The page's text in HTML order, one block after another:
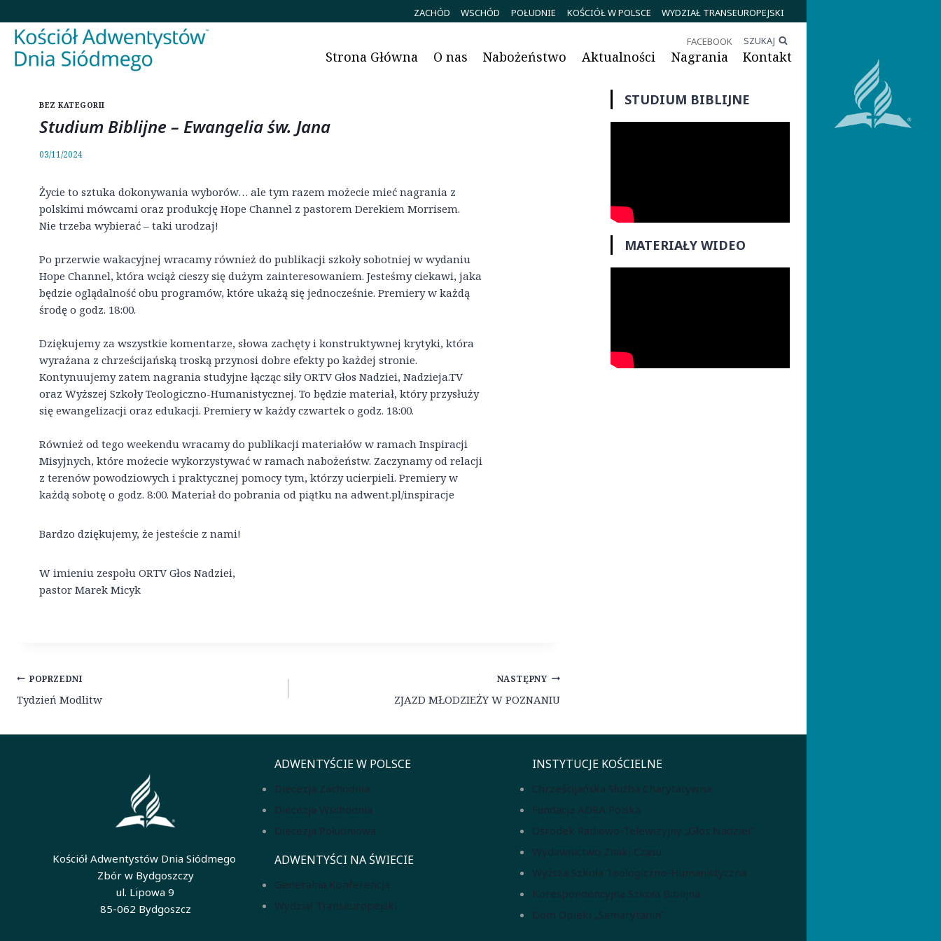
do
treści
ZACHÓD WSCHÓD POŁUDNIE KOŚCIÓŁ W POLSCE WYDZIAŁ TRANSEUROPEJSKI
FACEBOOK SZUKAJ
Strona Główna O nas Nabożeństwo Aktualności Nagrania Kontakt
BEZ KATEGORII
Studium Biblijne – Ewangelia św. Jana
03/11/2024
Życie to sztuka dokonywania wyborów… ale tym razem możecie mieć nagrania z
polskimi mówcami oraz produkcję Hope Channel z pastorem Derekiem Morrisem.
Nie trzeba wybierać – taki urodzaj!
Po przerwie wakacyjnej wracamy również do publikacji szkoły sobotniej w wydaniu
Hope Channel, która wciąż cieszy się dużym zainteresowaniem. Jesteśmy ciekawi, jaka
będzie oglądalność obu programów, które ukażą się jednocześnie. Premiery w każdą
środę o godz. 18:00.
Dziękujemy za wszystkie komentarze, słowa zachęty i konstruktywnej krytyki, która
wyrażana z chrześcijańską troską przynosi dobre efekty po każdej stronie.
Kontynuujemy zatem nagrania studyjne łącząc siły ORTV Głos Nadziei, Nadzieja.TV
oraz Wyższej Szkoły Teologiczno-Humanistycznej. To będzie materiał, który przysłuży
się ewangelizacji oraz edukacji. Premiery w każdy czwartek o godz. 18:00.
Również od tego weekendu wracamy do publikacji materiałów w ramach Inspiracji
Misyjnych, które możecie wykorzystywać w ramach nabożeństw. Zaczynamy od relacji
z terenów powodziowych i praktycznej pomocy tym, którzy ucierpieli. Premiery w
każdą sobotę o godz. 8:00. Materiał do pobrania od piątku na adwent.pl/inspiracje
Bardzo dziękujemy, że jesteście z nami!
W imieniu zespołu ORTV Głos Nadziei,
pastor Marek Micyk
Nawigacja
wpisu
POPRZEDNI
Tydzień Modlitw
NASTĘPNY
ZJAZD MŁODZIEŻY W POZNANIU
STUDIUM BIBLIJNE
MATERIAŁY WIDEO
Kościół Adwentystów Dnia Siódmego
Zbór w Bydgoszczy
ul. Lipowa 9
85-062 Bydgoszcz
ADWENTYŚCIE W POLSCE
Diecezja Zachodnia
Diecezja Wschodnia
Diecezja Południowa
ADWENTYŚCI NA ŚWIECIE
Generalna Konferencja
Wydział Transeuropejski
INSTYTUCJE KOŚCIELNE
Chrześcijańska Służba Charytatywna
Fundacja ADRA Polska
Ośrodek Radiowo-Telewizyjny „Głos Nadziei”
Wydawnictwo Znaki Czasu
Wyższa Szkoła Teologiczno-Humanistyczna
Korespondencyjna Szkoła Biblijna
Dom Opieki „Samarytanin”